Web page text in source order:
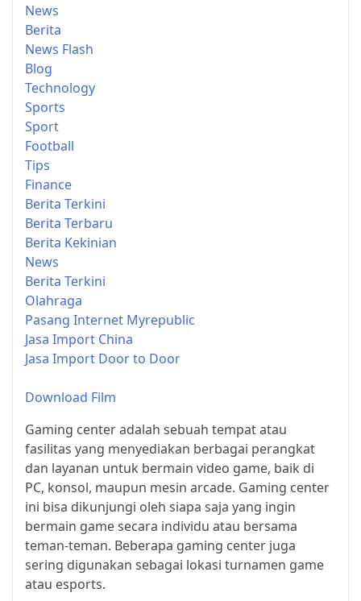
News
Berita
News Flash
Blog
Technology
Sports
Sport
Football
Tips
Finance
Berita Terkini
Berita Terbaru
Berita Kekinian
News
Berita Terkini
Olahraga
Pasang Internet Myrepublic
Jasa Import China
Jasa Import Door to Door
Download Film
Gaming center adalah sebuah tempat atau
fasilitas yang menyediakan berbagai perangkat
dan layanan untuk bermain video game, baik di
PC, konsol, maupun mesin arcade. Gaming center
ini bisa dikunjungi oleh siapa saja yang ingin
bermain game secara individu atau bersama
teman-teman. Beberapa gaming center juga
sering digunakan sebagai lokasi turnamen game
atau esports.